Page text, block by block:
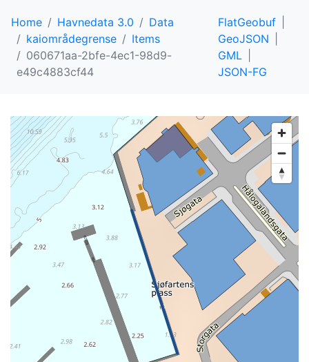
Home Havnedata 3.0
Data
kaiområdegrense
Items
060671aa-2bfe-4ec1-98d9-
e49c4883cf44
FlatGeobuf
GeoJSON
GML
JSON-FG